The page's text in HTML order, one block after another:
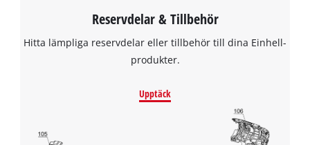
We need your consent to load the
Google Maps service!
This content is not permitted to load due
Reservdelar & Tillbehör
Hitta lämpliga reservdelar eller tillbehör till dina Einhell-
produkter.
Upptäck